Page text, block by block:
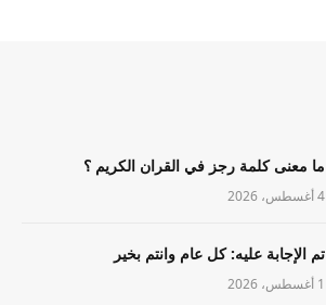
ما معنى كلمة رجز في القران الكريم ؟
4 أغسطس، 2026
تم الإجابة عليه: كل عام وانتم بخير
1 أغسطس، 2026